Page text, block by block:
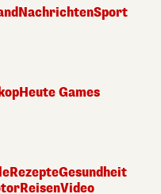
NachrichtenSport
Heute Games
RezepteGesundheit
ReisenVideo